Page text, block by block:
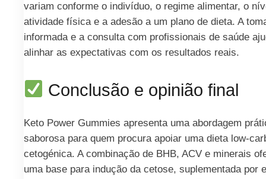
variam conforme o indivíduo, o regime alimentar, o
atividade física e a adesão a um plano de dieta. A
informada e a consulta com profissionais de saúde
alinhar as expectativas com os resultados reais.
Conclusão e opinião final
Keto Power Gummies apresenta uma abordagem
saborosa para quem procura apoiar uma dieta low-
cetogénica. A combinação de BHB, ACV e minerais
uma base para indução da cetose, suplementada por